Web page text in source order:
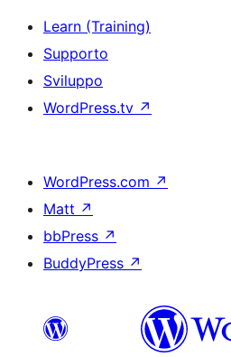
Learn (Training)
Supporto
Sviluppo
WordPress.tv ↗
WordPress.com ↗
Matt ↗
bbPress ↗
BuddyPress ↗